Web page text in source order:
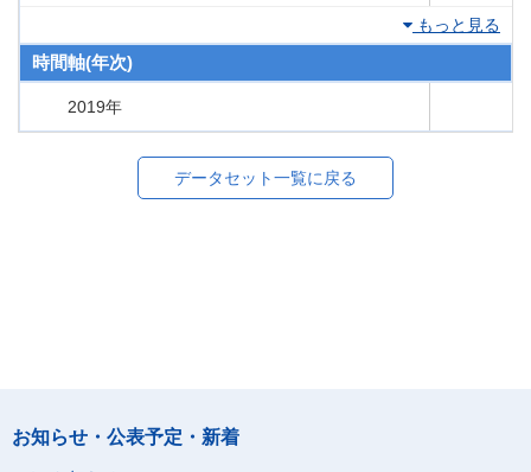
もっと見る
時間軸(年次)
2019年
データセット一覧に戻る
お知らせ・公表予定・新着